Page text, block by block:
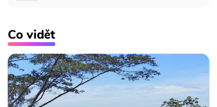
Co vidět